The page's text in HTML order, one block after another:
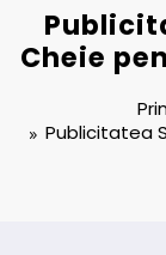
Cheie
Publicitatea